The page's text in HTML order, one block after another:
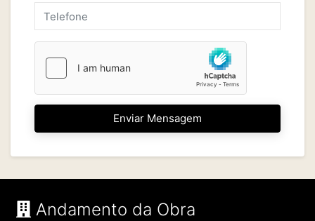
Enviar Mensagem
Andamento da Obra